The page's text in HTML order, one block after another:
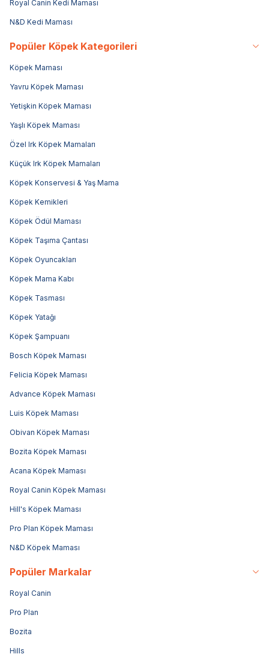
Royal Canin Kedi Maması
N&D Kedi Maması
Popüler Köpek Kategorileri
Köpek Maması
Yavru Köpek Maması
Yetişkin Köpek Maması
Yaşlı Köpek Maması
Özel Irk Köpek Mamaları
Küçük Irk Köpek Mamaları
Köpek Konservesi & Yaş Mama
Köpek Kemikleri
Köpek Ödül Maması
Köpek Taşıma Çantası
Köpek Oyuncakları
Köpek Mama Kabı
Köpek Tasması
Köpek Yatağı
Köpek Şampuanı
Bosch Köpek Maması
Felicia Köpek Maması
Advance Köpek Maması
Luis Köpek Maması
Obivan Köpek Maması
Bozita Köpek Maması
Acana Köpek Maması
Royal Canin Köpek Maması
Hill's Köpek Maması
Pro Plan Köpek Maması
N&D Köpek Maması
Popüler Markalar
Royal Canin
Pro Plan
Bozita
Hills